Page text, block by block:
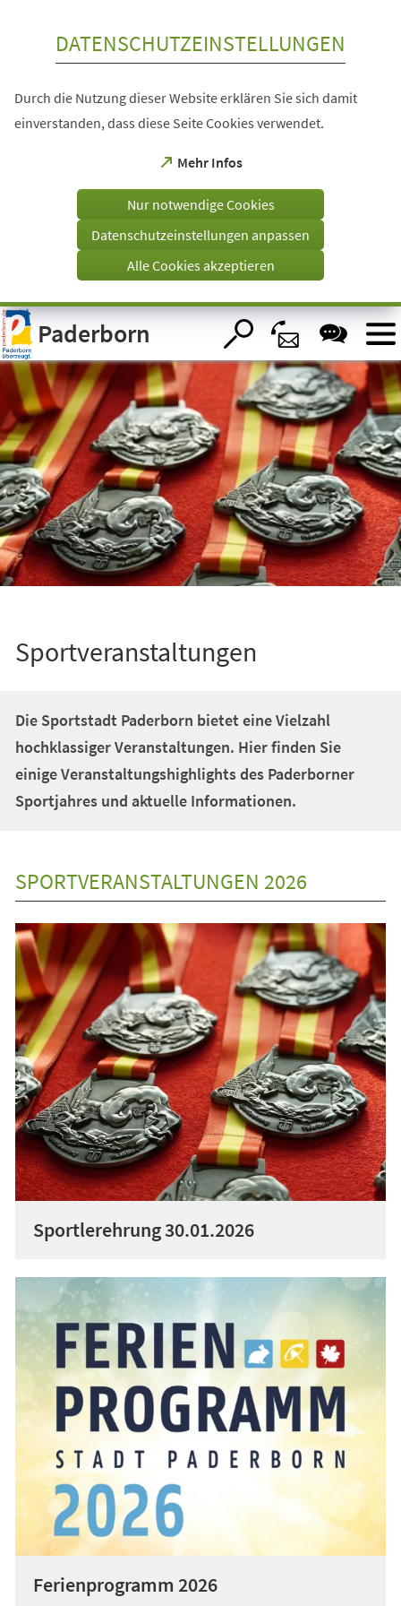
Visuelle
Assistenzsoftware
öffnen.
DATENSCHUTZEINSTELLUNGEN
Durch die Nutzung dieser Website erklären Sie sich damit
einverstanden, dass diese Seite Cookies verwendet.
Mehr Infos
(Öffnet
einem
Tab)
Nur notwendige Cookies
Datenschutzeinstellungen anpassen
Alle Cookies akzeptieren
Paderborn
Sportveranstaltungen
Die Sportstadt Paderborn bietet eine Vielzahl
hochklassiger Veranstaltungen. Hier finden Sie
einige Veranstaltungshighlights des Paderborner
Sportjahres und aktuelle Informationen.
SPORTVERANSTALTUNGEN 2026
Sportlerehrung 30.01.2026
Ferienprogramm 2026